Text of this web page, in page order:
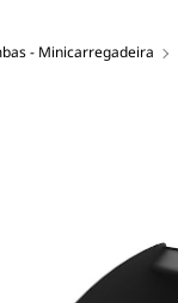
- Minicarregadeira